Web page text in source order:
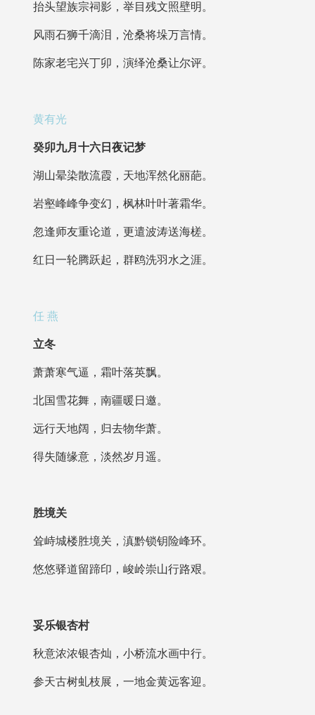
抬头望族宗祠影，举目残文照壁明。
风雨石狮千滴泪，沧桑将垛万言情。
陈家老宅兴丁卯，演绎沧桑让尔评。
黄有光
癸卯九月十六日夜记梦
湖山晕染散流霞，天地浑然化丽葩。
岩壑峰峰争变幻，枫林叶叶著霜华。
忽逢师友重论道，更遣波涛送海槎。
红日一轮腾跃起，群鸥洗羽水之涯。
任 燕
立冬
萧萧寒气逼，霜叶落英飘。
北国雪花舞，南疆暖日邀。
远行天地阔，归去物华萧。
得失随缘意，淡然岁月遥。
胜境关
耸峙城楼胜境关，滇黔锁钥险峰环。
悠悠驿道留蹄印，峻岭崇山行路艰。
妥乐银杏村
秋意浓浓银杏灿，小桥流水画中行。
参天古树虬枝展，一地金黄远客迎。